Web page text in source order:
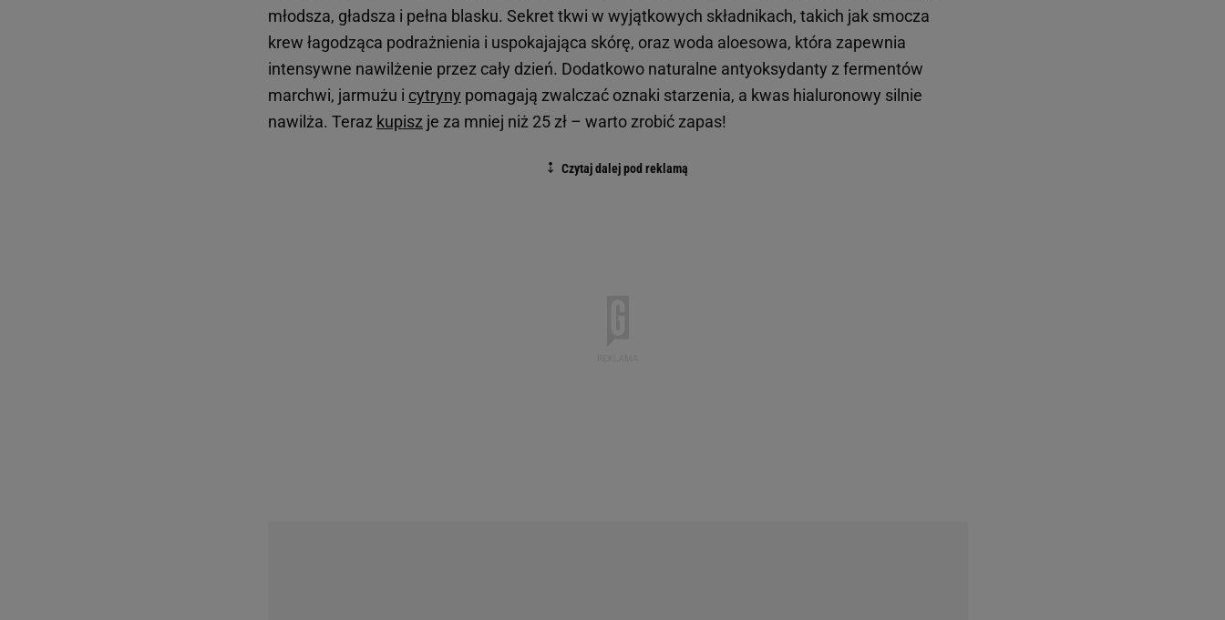
młodsza, gładsza i pełna blasku. Sekret tkwi w wyjątkowych składnikach, takich jak smocza
krew łagodząca podrażnienia i uspokajająca skórę, oraz woda aloesowa, która zapewnia
intensywne nawilżenie przez cały dzień. Dodatkowo naturalne antyoksydanty z fermentów
marchwi, jarmużu i cytryny pomagają zwalczać oznaki starzenia, a kwas hialuronowy silnie
nawilża. Teraz kupisz je za mniej niż 25 zł – warto zrobić zapas!